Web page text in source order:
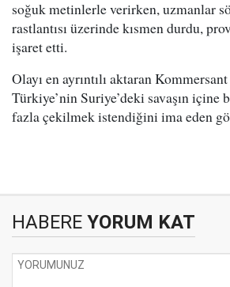
soğuk metinlerle verirken, uzmanlar
rastlantısı üzerinde kısmen durdu,
işaret etti.
Olayı en ayrıntılı aktaran
Türkiye’nin Suriye’deki savaşın
fazla çekilmek istendiğini ima eden
HABERE YORUM KAT